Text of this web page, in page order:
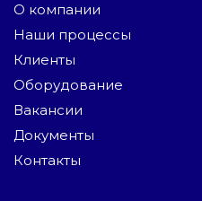
О компании
Наши процессы
Клиенты
Оборудование
Вакансии
Документы
Контакты